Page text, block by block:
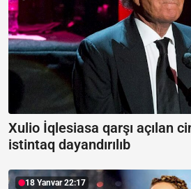
Xulio İqlesiasa qarşı açılan
istintaq dayandırılıb
18 Yanvar 22:17